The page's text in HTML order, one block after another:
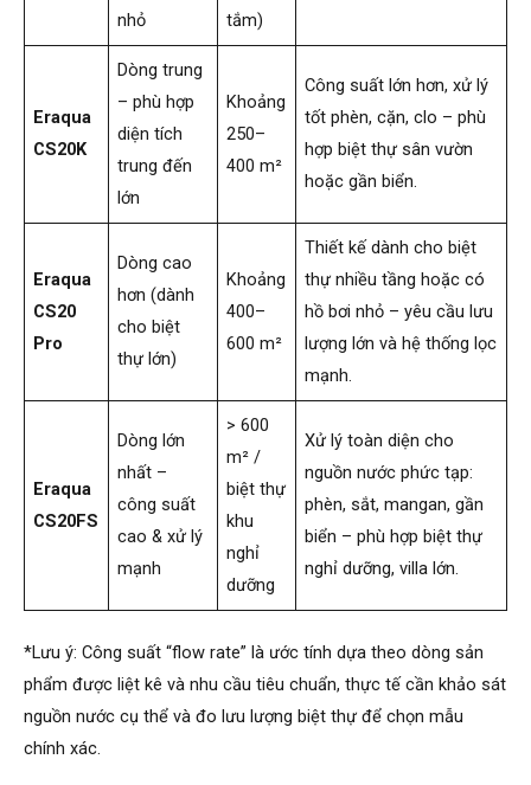
nhỏ
tắm)
Eraqua
CS20K
Dòng trung
– phù hợp
diện tích
trung đến
lớn
Khoảng
250–
400 m²
Công suất lớn hơn, xử lý
tốt phèn, cặn, clo – phù
hợp biệt thự sân vườn
hoặc gần biển.
Eraqua
CS20
Pro
Dòng cao
hơn (dành
cho biệt
thự lớn)
Khoảng
400–
600 m²
Thiết kế dành cho biệt
thự nhiều tầng hoặc có
hồ bơi nhỏ – yêu cầu lưu
lượng lớn và hệ thống lọc
mạnh.
Eraqua
CS20FS
Dòng lớn
nhất –
công suất
cao & xử lý
mạnh
> 600
m² /
biệt thự
khu
nghỉ
dưỡng
Xử lý toàn diện cho
nguồn nước phức tạp:
phèn, sắt, mangan, gần
biển – phù hợp biệt thự
nghỉ dưỡng, villa lớn.
*Lưu ý: Công suất “flow rate” là ước tính dựa theo dòng sản
phẩm được liệt kê và nhu cầu tiêu chuẩn, thực tế cần khảo sát
nguồn nước cụ thể và đo lưu lượng biệt thự để chọn mẫu
chính xác.